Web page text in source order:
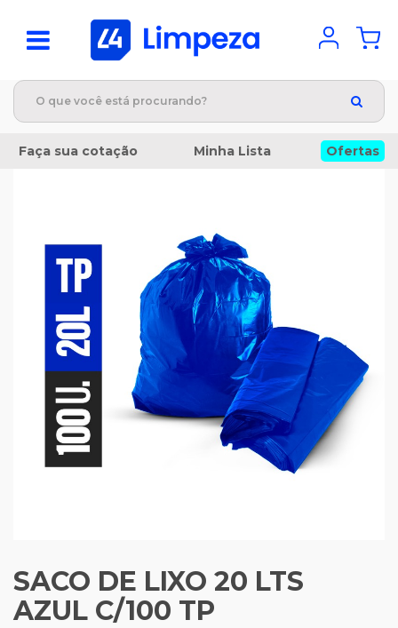
Faça sua cotação Minha Lista Ofertas
SACO DE LIXO 20 LTS
AZUL C/100 TP